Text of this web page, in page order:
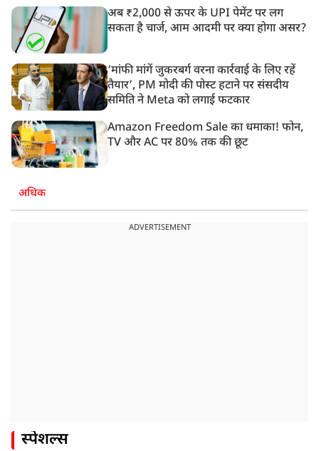
अब ₹2,000 से ऊपर के UPI पेमेंट पर लग
सकता है चार्ज, आम आदमी पर क्या होगा असर?
‘मांफी मांगें जुकरबर्ग वरना कार्रवाई के लिए रहें
तैयार’, PM मोदी की पोस्ट हटाने पर संसदीय
समिति ने Meta को लगाई फटकार
Amazon Freedom Sale का धमाका! फोन,
TV और AC पर 80% तक की छूट
अधिक
ADVERTISEMENT
स्पेशल्स